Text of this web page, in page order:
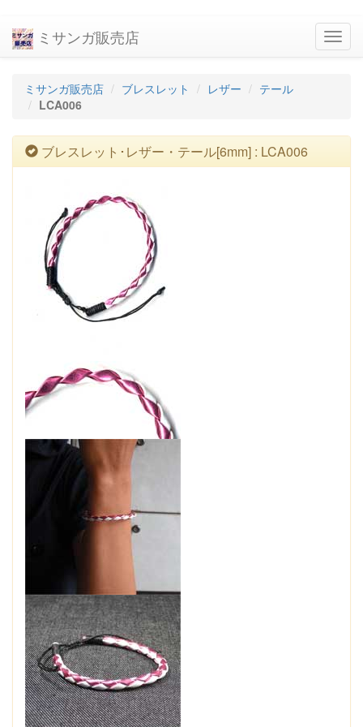
ミサンガ販売店
ミサンガ販売店 ブレスレット レザー
テール
LCA006
ブレスレット･レザー・テール[6mm] : LCA006